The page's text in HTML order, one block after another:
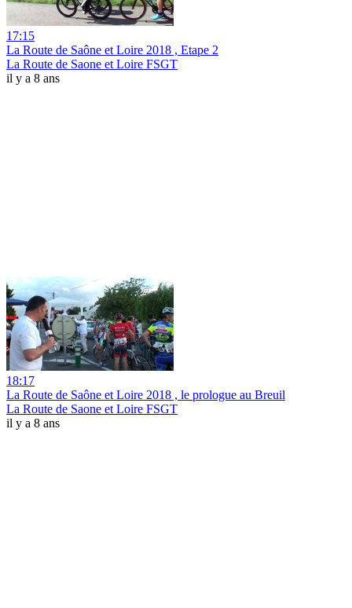
17:15
La Route de Saône et Loire 2018 , Etape 2
La Route de Saone et Loire FSGT
il y a 8 ans
18:17
La Route de Saône et Loire 2018 , le prologue au Breuil
La Route de Saone et Loire FSGT
il y a 8 ans